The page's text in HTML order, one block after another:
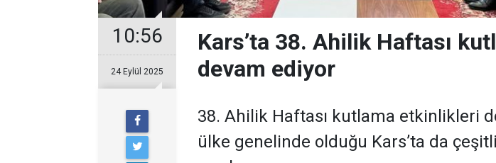
10:56
24 Eylül 2025
Kars’ta 38. Ahilik Haftası
devam ediyor
38. Ahilik Haftası kutlama etkinlikleri
ülke genelinde olduğu Kars’ta da